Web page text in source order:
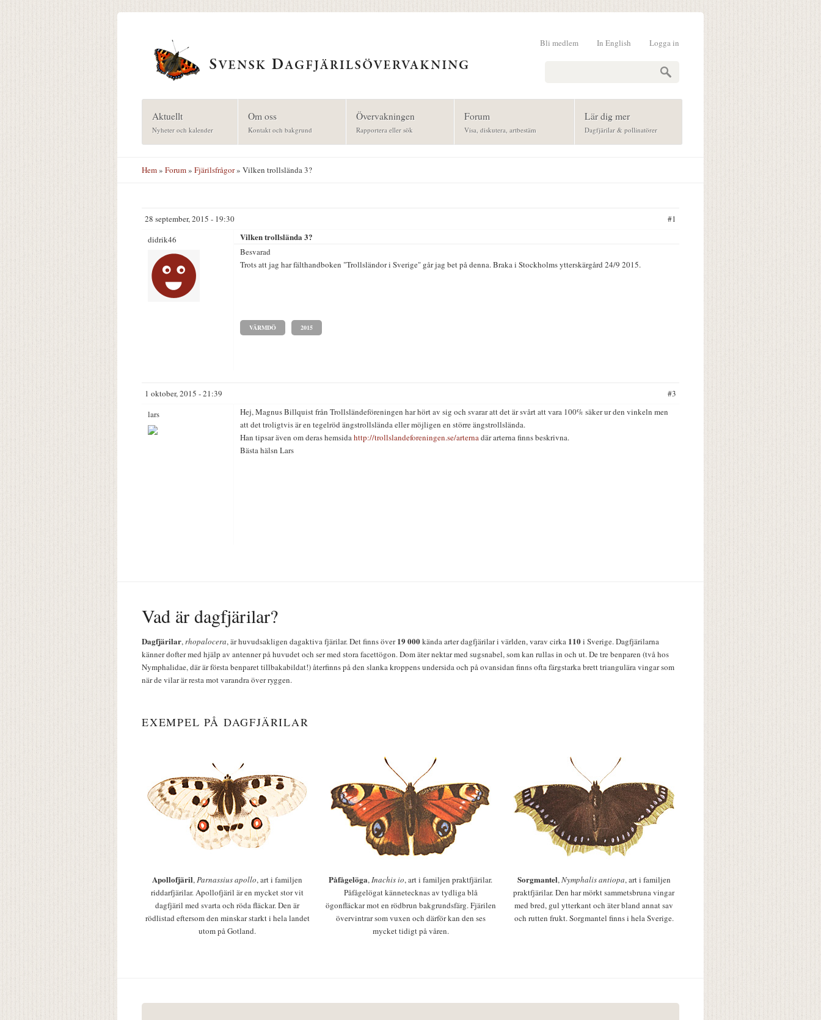
Logga in
In English
Bli medlem
Aktuellt
Nyheter och kalender
Om oss
Kontakt och bakgrund
Övervakningen
Rapportera eller sök
Forum
Visa, diskutera, artbestäm
Lär dig mer
Dagfjärilar & pollinatörer
Hem» Forum» Fjärilsfrågor» Vilken trollslända 3?
28 september, 2015 - 19:30
#1
didrik46
Vilken trollslända 3?
Besvarad
Trots att jag har fälthandboken "Trollsländor i Sverige" går jag bet på denna. Braka i Stockholms ytterskärgård 24/9 2015.
VÄRMDÖ 2015
1 oktober, 2015 - 21:39
#3
lars
Hej, Magnus Billquist från Trollsländeföreningen har hört av sig och svarar att det är svårt att vara 100% säker ur den vinkeln men
att det troligtvis är en tegelröd ängstrollslända eller möjligen en större ängstrollslända.
Han tipsar även om deras hemsidahttp://trollslandeforeningen.se/arternadär arterna finns beskrivna.
Bästa hälsn Lars
Vad är dagfjärilar?
Dagfjärilar,rhopalocera, är huvudsakligen dagaktiva fjärilar. Det finns över19 000kända arter dagfjärilar i världen, varav cirka 110i Sverige. Dagfjärilarna
känner dofter med hjälp av antenner på huvudet och ser med stora facettögon. Dom äter nektar med sugsnabel, som kan rullas in och ut. De tre benparen (två hos
Nymphalidae, där är första benparet tillbakabildat!) återfinns på den slanka kroppens undersida och på ovansidan finns ofta färgstarka brett triangulära vingar som
när de vilar är resta mot varandra över ryggen.
EXEMPEL PÅ DAGFJÄRILAR
Apollofjäril,Parnassius apollo, art i familjen
riddarfjärilar. Apollofjäril är en mycket stor vit
dagfjäril med svarta och röda fläckar. Den är
rödlistad eftersom den minskar starkt i hela landet
utom på Gotland.
Påfågelöga,Inachis io, art i familjen praktfjärilar.
Påfågelögat kännetecknas av tydliga blå
ögonfläckar mot en rödbrun bakgrundsfärg. Fjärilen
övervintrar som vuxen och därför kan den ses
mycket tidigt på våren.
Sorgmantel,Nymphalis antiopa, art i familjen
praktfjärilar. Den har mörkt sammetsbruna vingar
med bred, gul ytterkant och äter bland annat sav
och rutten frukt. Sorgmantel finns i hela Sverige.